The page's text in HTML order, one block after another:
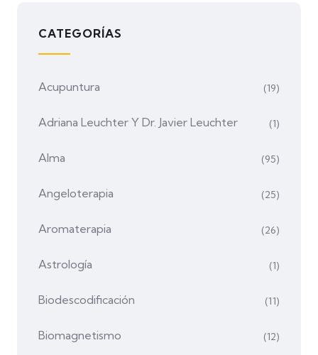
CATEGORÍAS
Acupuntura (19)
Adriana Leuchter Y Dr. Javier Leuchter (1)
Alma (95)
Angeloterapia (25)
Aromaterapia (26)
Astrología (1)
Biodescodificación (11)
Biomagnetismo (12)